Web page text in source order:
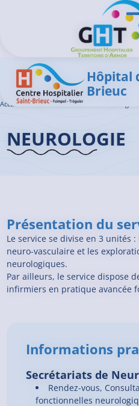
Hôpital
Brieuc
Accueil GHT>L'offre de soins
NEUROLOGIE
Présentation du
Le service se divise en 3 unités
neuro-vasculaire et les
neurologiques.
Par ailleurs, le service dispose
infirmiers en pratique avancée
Informations
Secrétariats de
Rendez-vous,
fonctionnelles
Panneau de gestion des cookies